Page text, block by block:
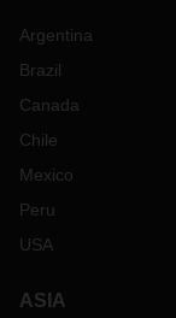
Argentina
Brazil
Canada
Chile
Mexico
Peru
USA
ASIA